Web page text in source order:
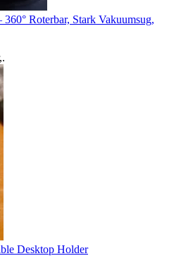
Roterbar, Stark Vakuumsug,
,.
Desktop Holder